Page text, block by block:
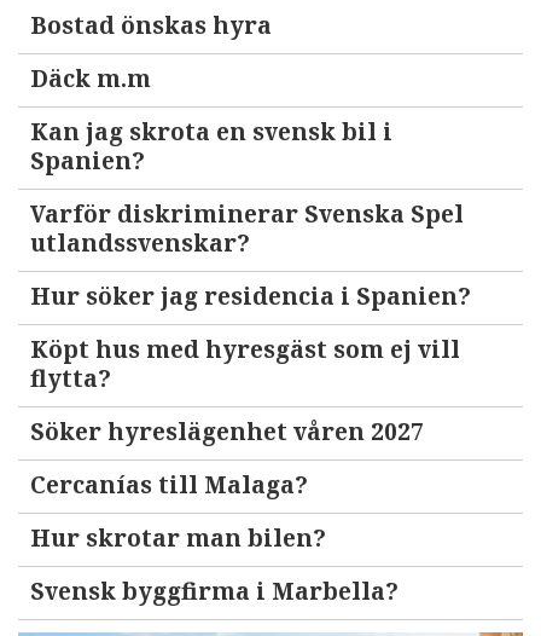
Bostad önskas hyra
Däck m.m
Kan jag skrota en svensk bil i
Spanien?
Varför diskriminerar Svenska Spel
utlandssvenskar?
Hur söker jag residencia i Spanien?
Köpt hus med hyresgäst som ej vill
flytta?
Söker hyreslägenhet våren 2027
Cercanías till Malaga?
Hur skrotar man bilen?
Svensk byggfirma i Marbella?